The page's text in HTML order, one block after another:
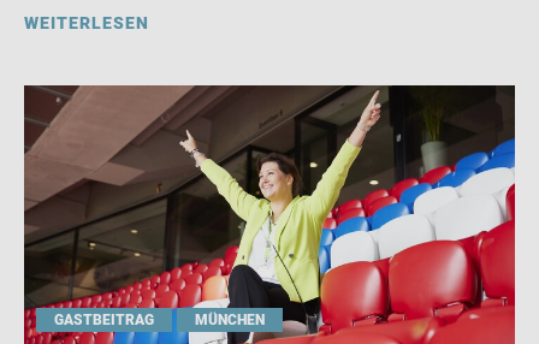
WEITERLESEN
GASTBEITRAG MÜNCHEN